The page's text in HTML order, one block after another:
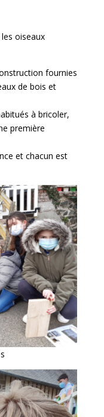
oiseaux
fournies
de bois et
à bricoler,
première
et chacun est